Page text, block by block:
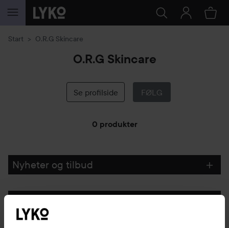
GÅ TIL INNHOLD
Start O.R.G Skincare
O.R.G Skincare
Se profilside FØLG
0 produkter
GÅ TIL FILTRE
Nyheter og tilbud